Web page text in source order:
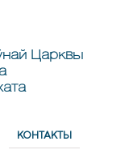
Царквы
КОНТАКТЫ